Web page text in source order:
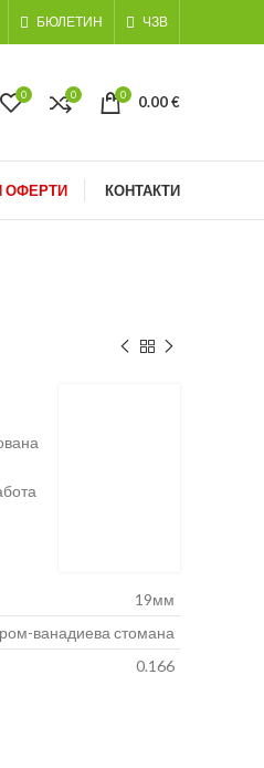
БЮЛЕТИН ЧЗВ
0 0 0 0.00€
ОФЕРТИ КОНТАКТИ
19мм
ванадиева стомана
0.166